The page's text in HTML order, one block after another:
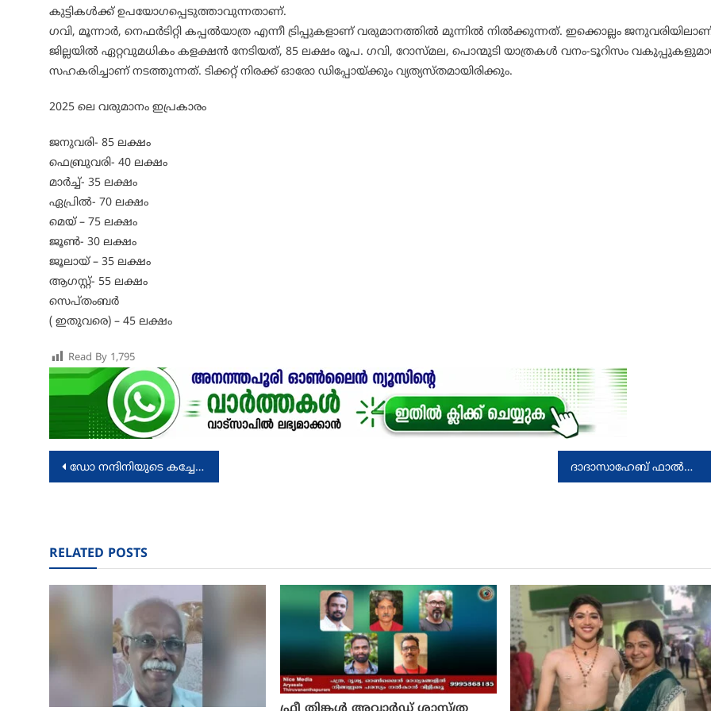
കുട്ടികൾക്ക് ഉപയോഗപ്പെടുത്താവുന്നതാണ്.
ഗവി, മൂന്നാർ, നെഫർടിറ്റി കപ്പൽയാത്ര എന്നീ ട്രിപ്പുകളാണ് വരുമാനത്തിൽ മുന്നിൽ നിൽക്കുന്നത്. ഇക്കൊല്ലം
ജില്ലയിൽ ഏറ്റവുമധികം കളക്ഷൻ നേടിയത്, 85 ലക്ഷം രൂപ. ഗവി, റോസ്മല, പൊന്മുടി യാത്രകൾ വനം-ടൂറിസം
സഹകരിച്ചാണ് നടത്തുന്നത്. ടിക്കറ്റ് നിരക്ക് ഓരോ ഡിപ്പോയ്ക്കും വ്യത്യസ്തമായിരിക്കും.
2025 ലെ വരുമാനം ഇപ്രകാരം
ജനുവരി- 85 ലക്ഷം
ഫെബ്രുവരി- 40 ലക്ഷം
മാർച്ച്- 35 ലക്ഷം
ഏപ്രിൽ- 70 ലക്ഷം
മെയ് – 75 ലക്ഷം
ജൂൺ- 30 ലക്ഷം
ജൂലായ് – 35 ലക്ഷം
ആഗസ്റ്റ്- 55 ലക്ഷം
സെപ്തംബർ
( ഇതുവരെ) – 45 ലക്ഷം
Read By 1,795
Post
ഡോ നന്ദിനിയുടെ കച്ചേരി ശ്രീവരാഹത്തെ സംഗീത സാന്ദ്രമാക്കി ദാദാസാഹേബ് ഫാൽക്കെ പുരക്‌സാരം മോഹൻലാലിന്
RELATED POSTS